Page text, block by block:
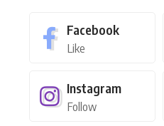
Facebook
Like
Instagram
Follow